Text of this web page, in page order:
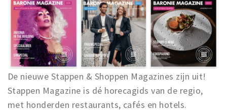
Winkelgebieden
Parkeren
Bezienswaardigheden
Musea, theaters & podia
Uitjes & activiteiten
Toeristische routes
De nieuwe Stappen & Shoppen Magazines zijn uit!
Stappen Magazine is dé horecagids van de regio,
met honderden restaurants, cafés en hotels.